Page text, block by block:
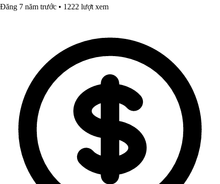
Đăng 7 năm trước • 1222 lượt xem